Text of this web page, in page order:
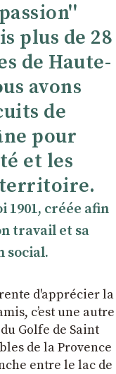
plus de 28
de Haute-
avons
de
pour
et les
territoire.
1901, créée afin
travail et sa
social.
d'apprécier la
cʼest une autre
Golfe de Saint
de la Provence
entre le lac de